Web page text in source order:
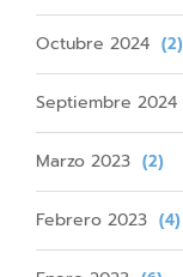
Octubre 2024 (2)
Septiembre 2024
Marzo 2023 (2)
Febrero 2023 (4)